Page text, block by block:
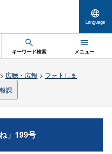
Language
キーワード検索 メニュー
> 広聴・広報 > フォトしま
課
」199号